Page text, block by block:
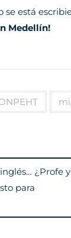
está
Medellín!
¿Profe y
para